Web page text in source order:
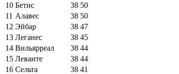
10 Бетис 38 50
11 Алавес 38 50
12 Эйбар 38 47
13 Леганес 38 45
14 Вильярреал 38 44
15 Леванте 38 44
16 Сельта 38 41